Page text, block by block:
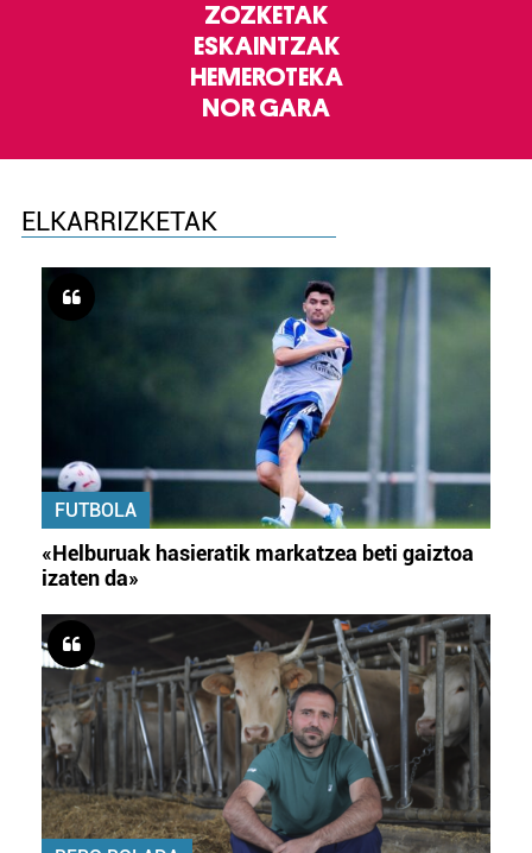
ZOZKETAK
ESKAINTZAK
HEMEROTEKA
NOR GARA
ELKARRIZKETAK
FUTBOLA
«Helburuak hasieratik markatzea beti gaiztoa
izaten da»